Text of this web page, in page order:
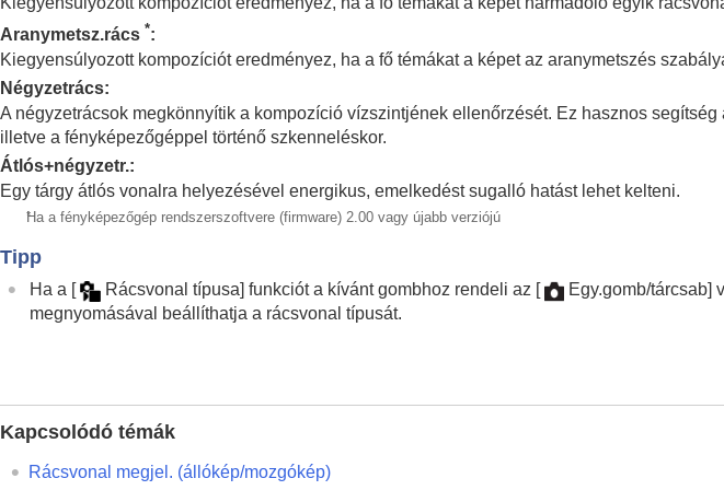
A fókuszállítási funkciók használata
Az expozíciós/fénymérési üzemmódok beállítása
Az ISO-érzékenység kiválasztása
Log felvétel beállítások
Effektusok adása a képekhez
Fényképezés képtovábbítási módokkal (folyamatos felvétel/önkioldó)
Önkioldó(mozgókép)
A képminőség és a felvételi formátum beállítása
A vaku használata
Objektívkompenz.(állókép/mozgókép)
Aranymetsz.rács *:
Kiegyensúlyozott kompozíciót eredményez, ha a fő témákat a képet az aranymetszés
Négyzetrács:
A négyzetrácsok megkönnyítik a kompozíció vízszintjének ellenőrzését. Ez hasznos
illetve a fényképezőgéppel történő szkenneléskor.
Átlós+négyzetr.:
Egy tárgy átlós vonalra helyezésével energikus, emelkedést sugalló hatást lehet kelteni.
*Ha a fényképezőgép rendszerszoftvere (firmware) 2.00 vagy újabb verziójú
Tipp
Ha a [ Rácsvonal típusa] funkciót a kívánt gombhoz rendeli az [ Egy.gomb/tárcsab]
megnyomásával beállíthatja a rácsvonal típusát.
Kapcsolódó témák
Rácsvonal megjel. (állókép/mozgókép)